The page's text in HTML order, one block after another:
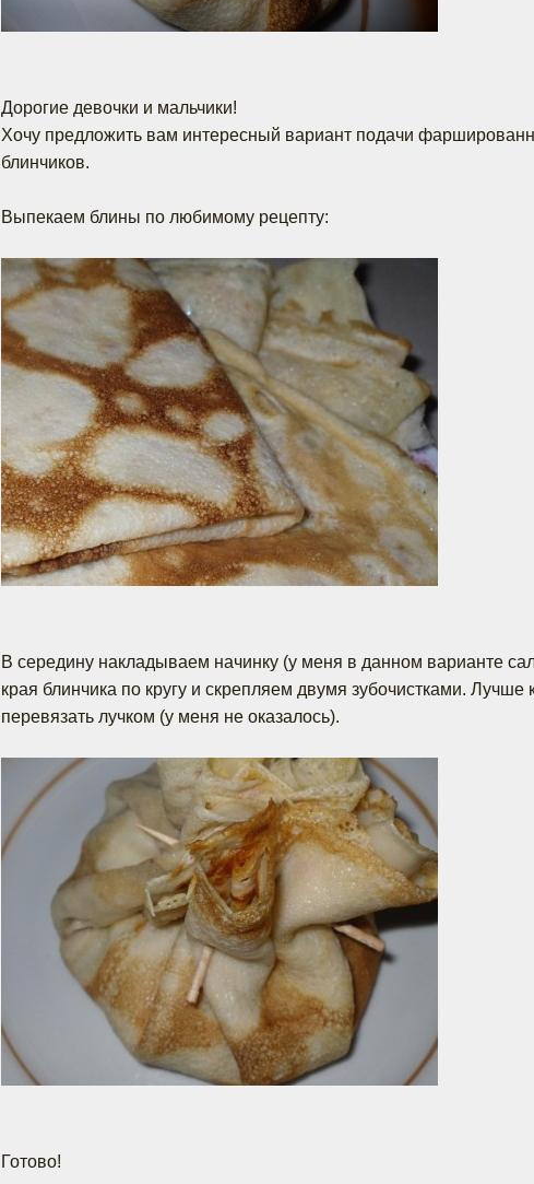
Дорогие девочки и мальчики!
Хочу предложить вам интересный вариант подачи
блинчиков.
Выпекаем блины по любимому рецепту:
В середину накладываем начинку (у меня в данном варианте
края блинчика по кругу и скрепляем двумя зубочистками. Лучше
перевязать лучком (у меня не оказалось).
Готово!